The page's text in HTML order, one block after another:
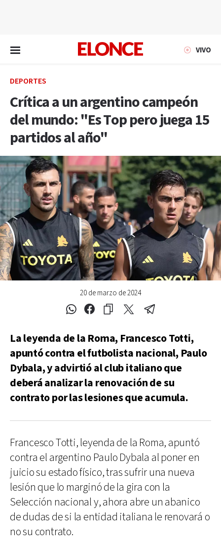
VIVO
DEPORTES
Crítica a un argentino campeón
del mundo: "Es Top pero juega 15
partidos al año"
20 de marzo de 2024
La leyenda de la Roma, Francesco Totti,
apuntó contra el futbolista nacional, Paulo
Dybala, y advirtió al club italiano que
deberá analizar la renovación de su
contrato por las lesiones que acumula.
Francesco Totti, leyenda de la Roma, apuntó
contra el argentino Paulo Dybala al poner en
juicio su estado físico, tras sufrir una nueva
lesión que lo marginó de la gira con la
Selección nacional y, ahora abre un abanico
de dudas de si la entidad italiana le renovará o
no su contrato.